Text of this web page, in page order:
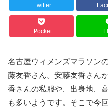
Twitter
Pocket
名古屋ウィメンズマラソン
藤友香さん。安藤友香さん
香さんの私服や、出身地、
も多いようです。そこで今